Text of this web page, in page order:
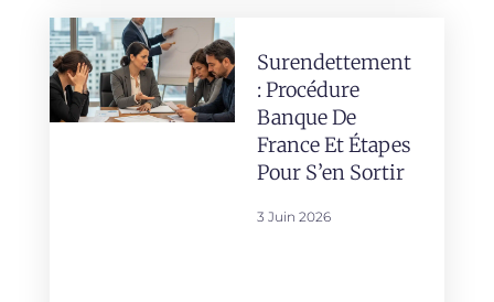
Surendettement
: Procédure
Banque De
France Et Étapes
Pour S’en Sortir
3 Juin 2026